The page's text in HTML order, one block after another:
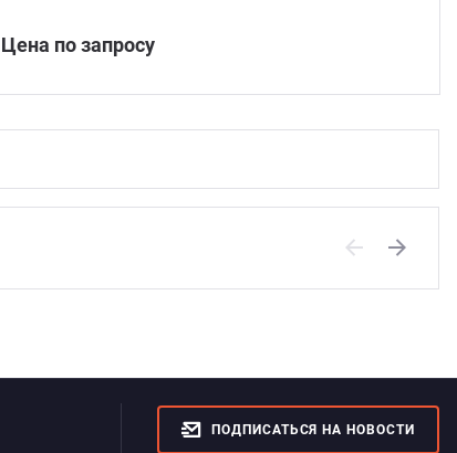
Цена по запросу
ПОДПИСАТЬСЯ НА НОВОСТИ